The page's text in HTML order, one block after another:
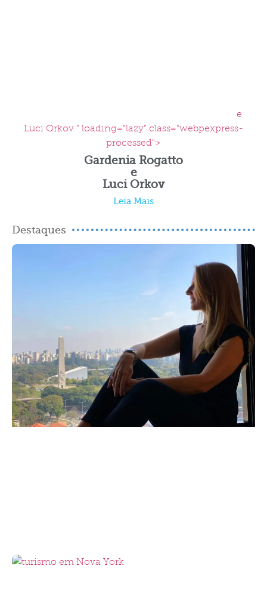
e
Luci Orkov " loading="lazy" class="webpexpress-
processed">
Gardenia Rogatto
e
Luci Orkov
Leia Mais
Destaques